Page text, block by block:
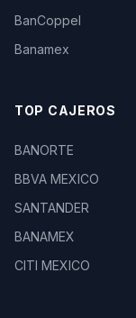
BanCoppel
Banamex
TOP CAJEROS
BANORTE
BBVA MEXICO
SANTANDER
BANAMEX
CITI MEXICO